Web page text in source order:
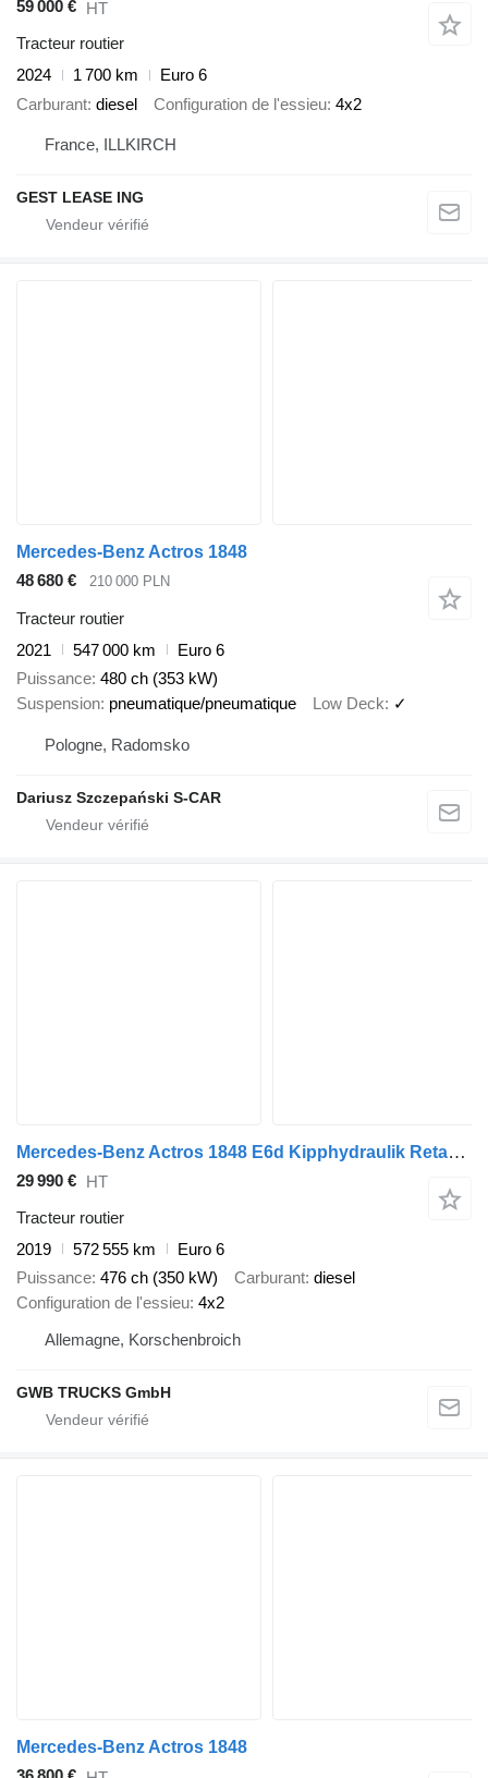
59 000 € HT
Tracteur routier
2024
1 700 km
Euro 6
Carburant diesel Configuration de l'essieu 4x2
France, ILLKIRCH
GEST LEASE ING
Mercedes-Benz Actros 1848
48 680 €
210 000 PLN
Tracteur routier
2021
547 000 km
Euro 6
Puissance 480 ch (353 kW)
Suspension pneumatique/pneumatique Low Deck ✓
Pologne, Radomsko
Dariusz Szczepański S-CAR
Mercedes-Benz Actros 1848 E6d Kipphydraulik Retarder HU 04.27
29 990 € HT
Tracteur routier
2019
572 555 km
Euro 6
Puissance 476 ch (350 kW) Carburant diesel
Configuration de l'essieu 4x2
Allemagne, Korschenbroich
GWB TRUCKS GmbH
Mercedes-Benz Actros 1848